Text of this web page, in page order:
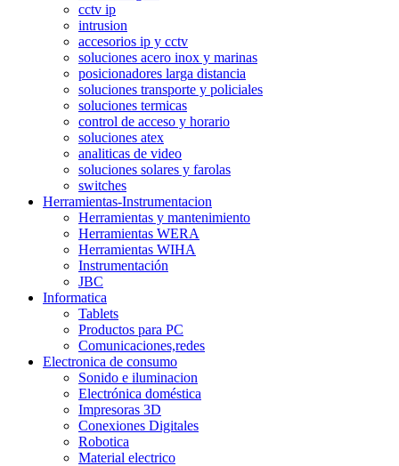
cctv ip
intrusion
accesorios ip y cctv
soluciones acero inox y marinas
posicionadores larga distancia
soluciones transporte y policiales
soluciones termicas
control de acceso y horario
soluciones atex
analiticas de video
soluciones solares y farolas
switches
Herramientas-Instrumentacion
Herramientas y mantenimiento
Herramientas WERA
Herramientas WIHA
Instrumentación
JBC
Informatica
Tablets
Productos para PC
Comunicaciones,redes
Electronica de consumo
Sonido e iluminacion
Electrónica doméstica
Impresoras 3D
Conexiones Digitales
Robotica
Material electrico